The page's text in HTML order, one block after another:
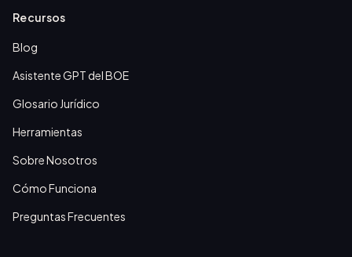
Recursos
Blog
Asistente GPT del BOE
Glosario Jurídico
Herramientas
Sobre Nosotros
Cómo Funciona
Preguntas Frecuentes